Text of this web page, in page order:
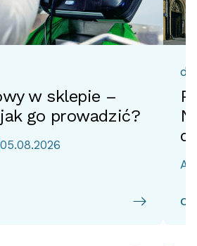
w sklepie –
go prowadzić?
05.08.2026